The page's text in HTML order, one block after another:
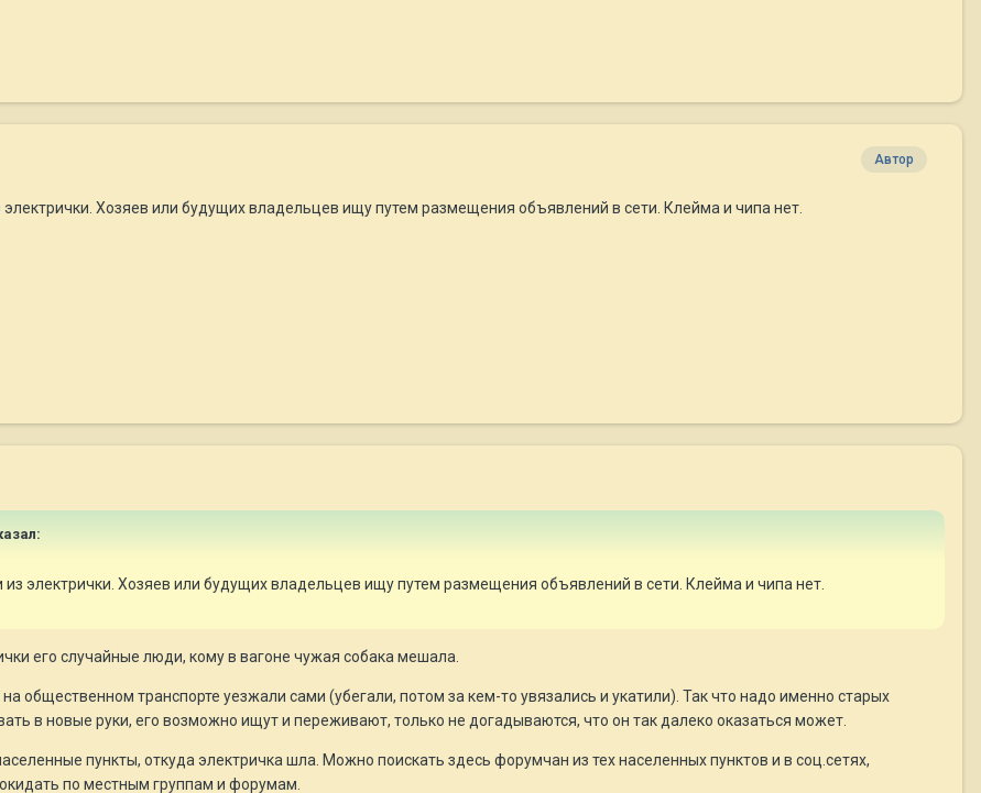
Автор
Хозяев или будущих владельцев ищу путем размещения объявлений в сети. Клейма и чипа нет.
электрички. Хозяев или будущих владельцев ищу путем размещения объявлений в сети. Клейма и чипа нет.
его случайные люди, кому в вагоне чужая собака мешала.
общественном транспорте уезжали сами (убегали, потом за кем-то увязались и укатили). Так что надо именно старых
в новые руки, его возможно ищут и переживают, только не догадываются, что он так далеко оказаться может.
пункты, откуда электричка шла. Можно поискать здесь форумчан из тех населенных пунктов и в соц.сетях,
по местным группам и форумам.